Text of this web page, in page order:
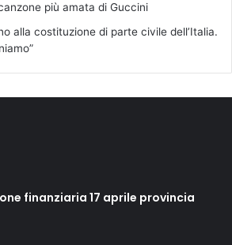
più amata di Guccini
alla costituzione di parte civile dell’Italia.
finanziaria 17 aprile provincia